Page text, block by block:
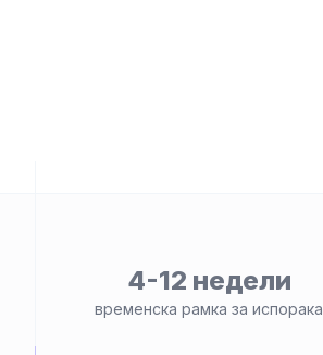
4-12 недели
временска рамка за испорака